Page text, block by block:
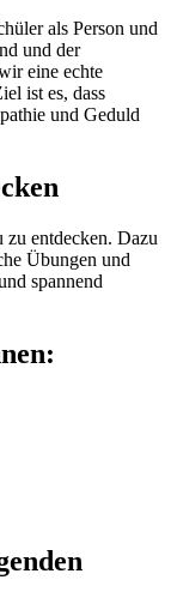
als Person und
und der
eine echte
ist es, dass
und Geduld
zu entdecken. Dazu
Übungen und
spannend